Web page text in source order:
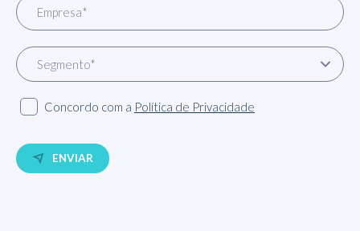
Concordo com a Política de Privacidade
ENVIAR